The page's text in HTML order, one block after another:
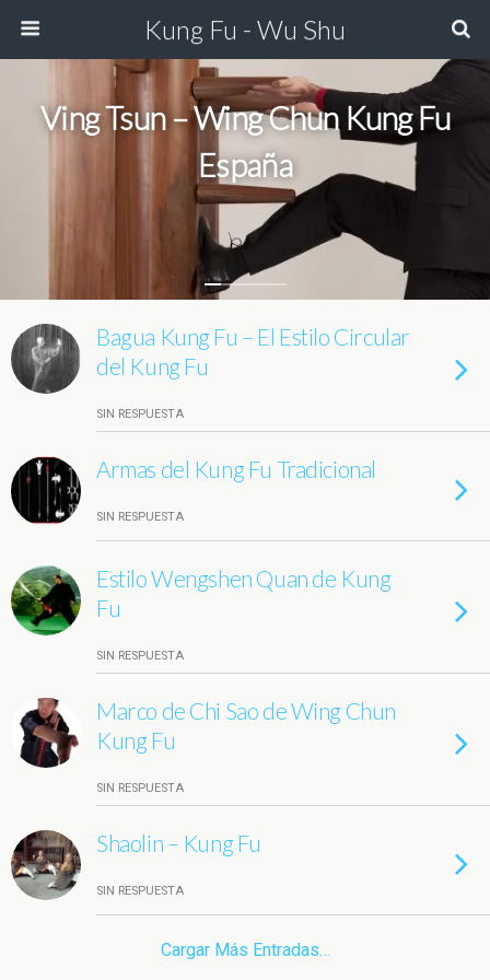
Kung Fu - Wu Shu
Ving Tsun – Wing Chun Kung Fu
España
Bagua Kung Fu – El Estilo Circular
del Kung Fu
SIN RESPUESTA
Armas del Kung Fu Tradicional
SIN RESPUESTA
Estilo Wengshen Quan de Kung
Fu
SIN RESPUESTA
Marco de Chi Sao de Wing Chun
Kung Fu
SIN RESPUESTA
Shaolin – Kung Fu
SIN RESPUESTA
Cargar Más Entradas…